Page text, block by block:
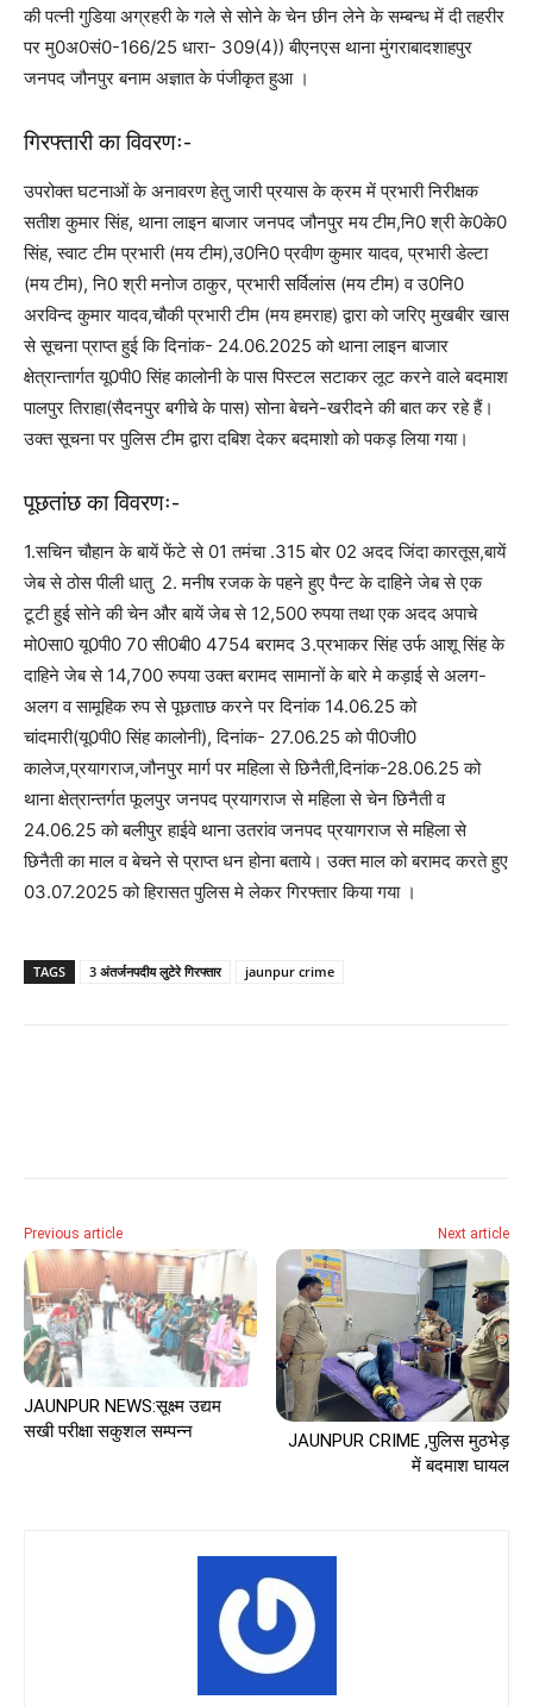
की पत्नी गुडिया अग्रहरी के गले से सोने के चेन छीन लेने के सम्बन्ध में दी तहरीर
पर मु0अ0सं0-166/25 धारा- 309(4)) बीएनएस थाना मुंगराबादशाहपुर
जनपद जौनपुर बनाम अज्ञात के पंजीकृत हुआ ।
गिरफ्तारी का विवरणः-
उपरोक्त घटनाओं के अनावरण हेतु जारी प्रयास के क्रम में प्रभारी निरीक्षक
सतीश कुमार सिंह, थाना लाइन बाजार जनपद जौनपुर मय टीम,नि0 श्री के0के0
सिंह, स्वाट टीम प्रभारी (मय टीम),उ0नि0 प्रवीण कुमार यादव, प्रभारी डेल्टा
(मय टीम), नि0 श्री मनोज ठाकुर, प्रभारी सर्विलांस (मय टीम) व उ0नि0
अरविन्द कुमार यादव,चौकी प्रभारी टीम (मय हमराह) द्वारा को जरिए मुखबीर खास
से सूचना प्राप्त हुई कि दिनांक- 24.06.2025 को थाना लाइन बाजार
क्षेत्रान्तार्गत यू0पी0 सिंह कालोनी के पास पिस्टल सटाकर लूट करने वाले बदमाश
पालपुर तिराहा(सैदनपुर बगीचे के पास) सोना बेचने-खरीदने की बात कर रहे हैं।
उक्त सूचना पर पुलिस टीम द्वारा दबिश देकर बदमाशो को पकड़ लिया गया।
पूछतांछ का विवरणः-
1.सचिन चौहान के बायें फेंटे से 01 तमंचा .315 बोर 02 अदद जिंदा कारतूस,बायें
जेब से ठोस पीली धातु 2. मनीष रजक के पहने हुए पैन्ट के दाहिने जेब से एक
टूटी हुई सोने की चेन और बायें जेब से 12,500 रुपया तथा एक अदद अपाचे
मो0सा0 यू0पी0 70 सी0बी0 4754 बरामद 3.प्रभाकर सिंह उर्फ आशू सिंह के
दाहिने जेब से 14,700 रुपया उक्त बरामद सामानों के बारे मे कड़ाई से अलग-
अलग व सामूहिक रुप से पूछताछ करने पर दिनांक 14.06.25 को
चांदमारी(यू0पी0 सिंह कालोनी), दिनांक- 27.06.25 को पी0जी0
कालेज,प्रयागराज,जौनपुर मार्ग पर महिला से छिनैती,दिनांक-28.06.25 को
थाना क्षेत्रान्तर्गत फूलपुर जनपद प्रयागराज से महिला से चेन छिनैती व
24.06.25 को बलीपुर हाईवे थाना उतरांव जनपद प्रयागराज से महिला से
छिनैती का माल व बेचने से प्राप्त धन होना बताये। उक्त माल को बरामद करते हुए
03.07.2025 को हिरासत पुलिस मे लेकर गिरफ्तार किया गया ।
TAGS 3 अंतर्जनपदीय लुटेरे गिरफ्तार jaunpur crime
Previous article
JAUNPUR NEWS:सूक्ष्म उद्यम
सखी परीक्षा सकुशल सम्पन्न
Next article
JAUNPUR CRIME ,पुलिस मुठभेड़
में बदमाश घायल